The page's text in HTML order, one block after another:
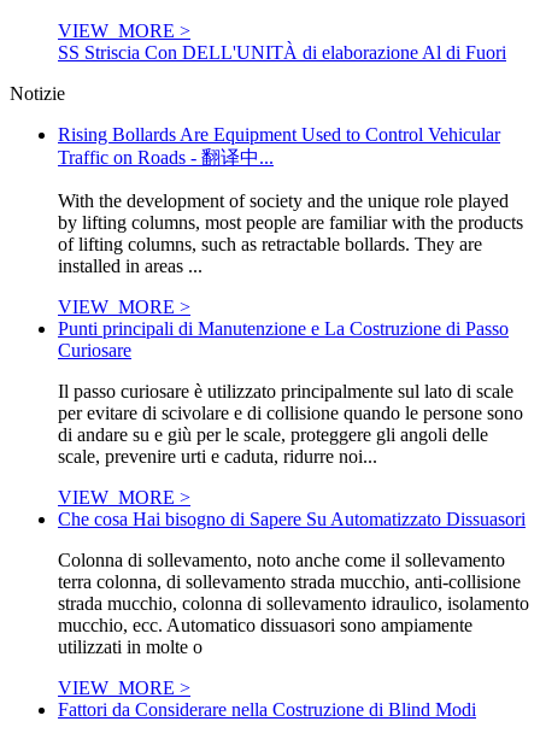
VIEW_MORE >
SS Striscia Con DELL'UNITÀ di elaborazione Al di Fuori
Notizie
Rising Bollards Are Equipment Used to Control Vehicular
Traffic on Roads - 翻译中...
With the development of society and the unique role played
by lifting columns, most people are familiar with the products
of lifting columns, such as retractable bollards. They are
installed in areas ...
VIEW_MORE >
Punti principali di Manutenzione e La Costruzione di Passo
Curiosare
Il passo curiosare è utilizzato principalmente sul lato di scale
per evitare di scivolare e di collisione quando le persone sono
di andare su e giù per le scale, proteggere gli angoli delle
scale, prevenire urti e caduta, ridurre noi...
VIEW_MORE >
Che cosa Hai bisogno di Sapere Su Automatizzato Dissuasori
Colonna di sollevamento, noto anche come il sollevamento
terra colonna, di sollevamento strada mucchio, anti-collisione
strada mucchio, colonna di sollevamento idraulico, isolamento
mucchio, ecc. Automatico dissuasori sono ampiamente
utilizzati in molte o
VIEW_MORE >
Fattori da Considerare nella Costruzione di Blind Modi